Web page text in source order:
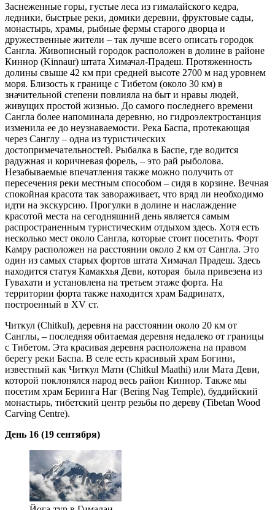
Заснеженные горы, густые леса из гималайского кедра,
ледники, быстрые реки, домики деревни, фруктовые сады,
монастырь, храмы, рыбные фермы старого дворца и
дружественные жители – так лучше всего описать городок
Сангла. Живописный городок расположен в долине в районе
Киннор (Kinnaur) штата Химачал-Прадеш. Протяженность
долины свыше 42 км при средней высоте 2700 м над уровнем
моря. Близость к границе с Тибетом (около 30 км) в
значительной степени повлияла на быт и нравы людей,
живущих простой жизнью. До самого последнего времени
Сангла более напоминала деревню, но гидроэлектростанция
изменила ее до неузнаваемости. Река Баспа, протекающая
через Санглу – одна из туристических
достопримечательностей. Рыбалка в Баспе, где водится
радужная и коричневая форель, – это рай рыболова.
Незабываемые впечатления также можно получить от
пересечения реки местным способом – сидя в корзине. Вечная
спокойная красота так завораживает, что вряд ли необходимо
идти на экскурсию. Прогулки в долине и наслаждение
красотой места на сегодняшний день является самым
распространенным туристическим отдыхом здесь. Хотя есть
несколько мест около Сангла, которые стоит посетить. Форт
Камру расположен на расстоянии около 2 км от Сангла. Это
один из самых старых фортов штата Химачал Прадеш. Здесь
находится статуя Камакхья Деви, которая была привезена из
Гувахати и установлена на третьем этаже форта. На
территории форта также находится храм Бадринатх,
построенный в XV ст.
Читкул (Chitkul), деревня на расстоянии около 20 км от
Санглы, – последняя обитаемая деревня недалеко от границы
с Тибетом. Эта красивая деревня расположена на правом
берегу реки Баспа. В селе есть красивый храм Богини,
известный как Читкул Мати (Chitkul Maathi) или Мата Деви,
которой поклонялся народ весь район Киннор. Также мы
посетим храм Беринга Наг (Bering Nag Temple), буддийский
монастырь, тибетский центр резьбы по дереву (Tibetan Wood
Carving Centre).
День 16 (19 сентября)